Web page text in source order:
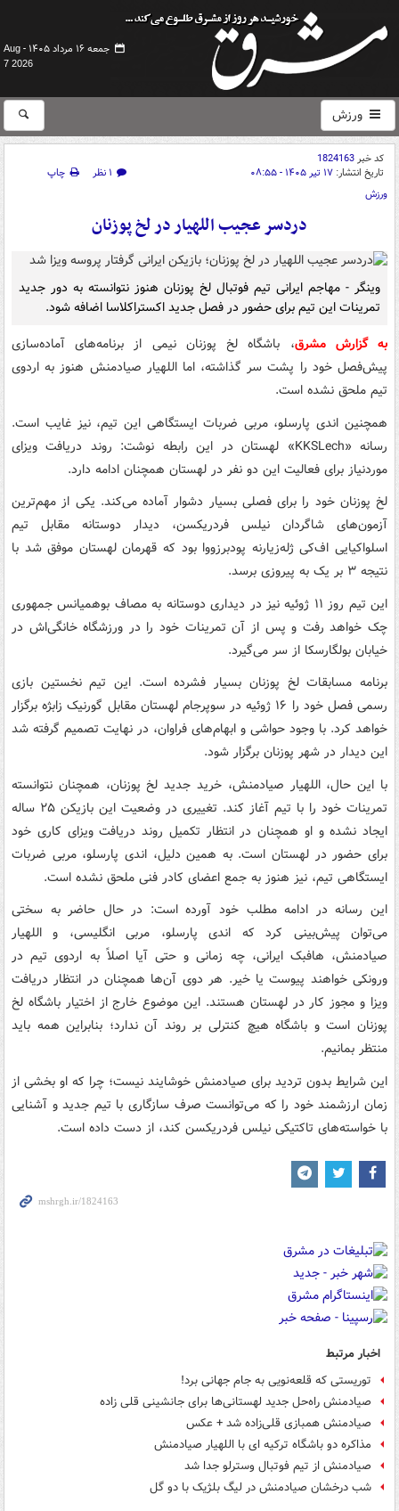
جمعه ۱۶ مرداد ۱۴۰۵ -
Aug
7 2026
ورزش
کد خبر1824163
تاریخ انتشار: ۱۷ تیر ۱۴۰۵ - ۰۸:۵۵ ۱ نظر
چاپ
ورزش
دردسر عجیب اللهیار در لخ پوزنان
وینگر - مهاجم ایرانی تیم فوتبال لخ پوزنان هنوز نتوانسته به دور جدید
تمرینات این تیم برای حضور در فصل جدید اکستراکلاسا اضافه شود.
به گزارش مشرق، باشگاه لخ پوزنان نیمی از برنامه‌های آماده‌سازی
پیش‌فصل خود را پشت سر گذاشته، اما اللهیار صیادمنش هنوز به اردوی
تیم ملحق نشده است.
همچنین اندی پارسلو، مربی ضربات ایستگاهی این تیم، نیز غایب است.
رسانه «KKSLech» لهستان در این رابطه نوشت: روند دریافت ویزای
موردنیاز برای فعالیت این دو نفر در لهستان همچنان ادامه دارد.
لخ پوزنان خود را برای فصلی بسیار دشوار آماده می‌کند. یکی از مهم‌ترین
آزمون‌های شاگردان نیلس فردریکسن، دیدار دوستانه مقابل تیم
اسلواکیایی اف‌کی ژله‌زیارنه پودبرزووا بود که قهرمان لهستان موفق شد با
نتیجه ۳ بر یک به پیروزی برسد.
این تیم روز ۱۱ ژوئیه نیز در دیداری دوستانه به مصاف بوهمیانس جمهوری
چک خواهد رفت و پس از آن تمرینات خود را در ورزشگاه خانگی‌اش در
خیابان بولگارسکا از سر می‌گیرد.
برنامه مسابقات لخ پوزنان بسیار فشرده است. این تیم نخستین بازی
رسمی فصل خود را ۱۶ ژوئیه در سوپرجام لهستان مقابل گورنیک زابژه برگزار
خواهد کرد. با وجود حواشی و ابهام‌های فراوان، در نهایت تصمیم گرفته شد
این دیدار در شهر پوزنان برگزار شود.
با این حال، اللهیار صیادمنش، خرید جدید لخ پوزنان، همچنان نتوانسته
تمرینات خود را با تیم آغاز کند. تغییری در وضعیت این بازیکن ۲۵ ساله
ایجاد نشده و او همچنان در انتظار تکمیل روند دریافت ویزای کاری خود
برای حضور در لهستان است. به همین دلیل، اندی پارسلو، مربی ضربات
ایستگاهی تیم، نیز هنوز به جمع اعضای کادر فنی ملحق نشده است.
این رسانه در ادامه مطلب خود آورده است: در حال حاضر به سختی
می‌توان پیش‌بینی کرد که اندی پارسلو، مربی انگلیسی، و اللهیار
صیادمنش، هافبک ایرانی، چه زمانی و حتی آیا اصلاً به اردوی تیم در
ورونکی خواهند پیوست یا خیر. هر دوی آن‌ها همچنان در انتظار دریافت
ویزا و مجوز کار در لهستان هستند. این موضوع خارج از اختیار باشگاه لخ
پوزنان است و باشگاه هیچ کنترلی بر روند آن ندارد؛ بنابراین همه باید
منتظر بمانیم.
این شرایط بدون تردید برای صیادمنش خوشایند نیست؛ چرا که او بخشی از
زمان ارزشمند خود را که می‌توانست صرف سازگاری با تیم جدید و آشنایی
با خواسته‌های تاکتیکی نیلس فردریکسن کند، از دست داده است.
اخبار مرتبط
توریستی که قلعه‌نویی به جام جهانی برد!
صیادمنش راه‌حل جدید لهستانی‌ها برای جانشینی قلی زاده
صیادمنش همبازی قلی‌زاده شد + عکس
مذاکره دو باشگاه ترکیه ای با اللهیار صیادمنش
صیادمنش از تیم فوتبال وسترلو جدا شد
شب درخشان صیادمنش در لیگ بلژیک با دو گل